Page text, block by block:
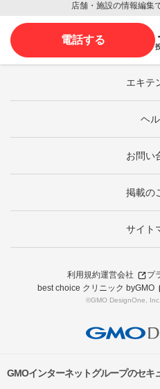
店舗・施設の情報編集
電話する
エキテ
ヘ
お問い
掲載の
サイト
利用規約運営会社
プ
best choice クリニック byGMO
©GMO DesignOne,
GMOインターネットグループのセキ